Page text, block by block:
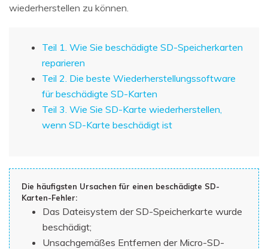
wiederherstellen zu können.
Teil 1. Wie Sie beschädigte SD-Speicherkarten
reparieren
Teil 2. Die beste Wiederherstellungssoftware
für beschädigte SD-Karten
Teil 3. Wie Sie SD-Karte wiederherstellen,
wenn SD-Karte beschädigt ist
Die häufigsten Ursachen für einen beschädigte SD-
Karten-Fehler:
Das Dateisystem der SD-Speicherkarte wurde
beschädigt;
Unsachgemäßes Entfernen der Micro-SD-